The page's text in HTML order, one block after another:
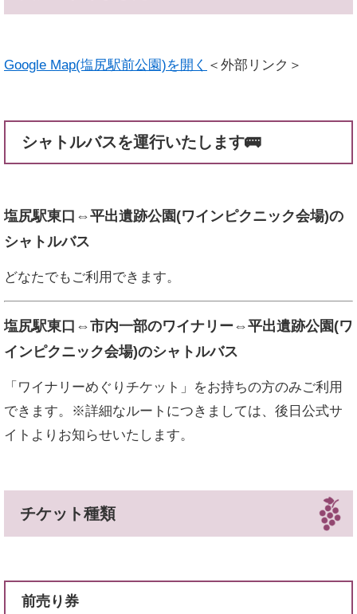
Google Map(塩尻駅前公園)を開く ＜外部リンク＞
シャトルバスを運行いたします🚌
塩尻駅東口⇔平出遺跡公園(ワインピクニック会場)の
シャトルバス
どなたでもご利用できます。
塩尻駅東口⇔市内一部のワイナリー⇔平出遺跡公園(ワ
インピクニック会場)のシャトルバス
「ワイナリーめぐりチケット」をお持ちの方のみご利用
できます。※詳細なルートにつきましては、後日公式サ
イトよりお知らせいたします。
チケット種類
前売り券